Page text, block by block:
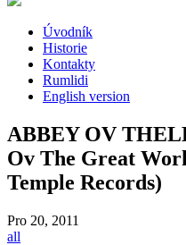
Úvodník
Historie
Kontakty
Rumlidi
English version
ABBEY OV
Ov The Great
Temple Records)
Pro 20, 2011
all